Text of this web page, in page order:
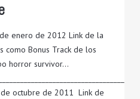
enero de 2012 Link de la
como Bonus Track de los
horror survivor…
octubre de 2011 Link de